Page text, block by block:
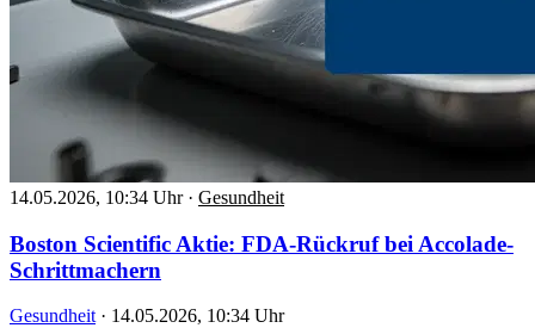
14.05.2026, 10:34 Uhr · Gesundheit
Boston Scientific Aktie: FDA-Rückruf bei Accolade-
Schrittmachern
Gesundheit · 14.05.2026, 10:34 Uhr